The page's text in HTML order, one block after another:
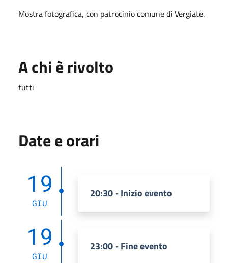
Mostra fotografica, con patrocinio comune di Vergiate.
A chi è rivolto
tutti
Date e orari
19
GIU
20:30 - Inizio evento
19
GIU
23:00 - Fine evento